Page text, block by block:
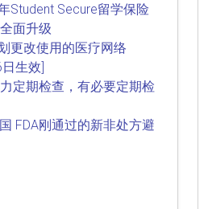
Student Secure留学保险
面升级
更改使用的医疗网络
生效]
定期检查，有必要定期检
FDA刚通过的新非处方避